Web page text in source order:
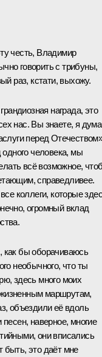
честь, Владимир
говорить с трибуны,
раз, кстати, выхожу.
награда, это
нас. Вы знаете, я
перед
одного человека, мы
всё возможное,
справедливее.
коллеги, которые
огромный вклад
как бы оборачиваюсь
необычного, что ты
здесь много моих
маршрутам,
объездили её вдоль
наверное, многие
они вписались
быть, это даёт мне